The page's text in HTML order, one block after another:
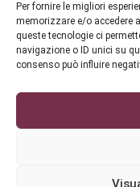
Per fornire le migliori
memorizzare e/o accedere
queste tecnologie ci
navigazione o ID unici su
consenso può influire
Privacy Policy
Cookie Policy